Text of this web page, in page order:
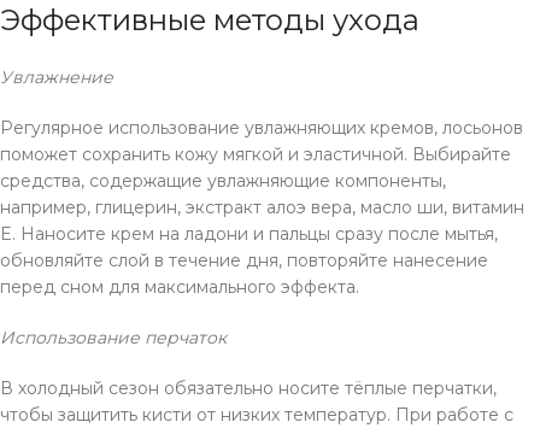
Эффективные методы ухода
Увлажнение
Регулярное использование увлажняющих кремов, лосьонов
поможет сохранить кожу мягкой и эластичной. Выбирайте
средства, содержащие увлажняющие компоненты,
например, глицерин, экстракт алоэ вера, масло ши, витамин
E. Наносите крем на ладони и пальцы сразу после мытья,
обновляйте слой в течение дня, повторяйте нанесение
перед сном для максимального эффекта.
Использование перчаток
В холодный сезон обязательно носите тёплые перчатки,
чтобы защитить кисти от низких температур. При работе с